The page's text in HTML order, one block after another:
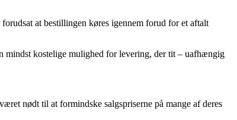
at bestillingen køres igennem forud for et aftalt
mindst kostelige mulighed for levering, der tit – uafhængig
nødt til at formindske salgspriserne på mange af deres